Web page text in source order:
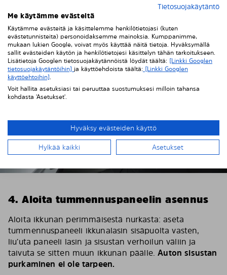
4. Aloita tummennuspaneelin asennus
Aloita ikkunan perimmäisestä nurkasta: aseta
tummennuspaneeli ikkunalasin sisäpuolta vasten,
liu’uta paneeli lasin ja sisustan verhoilun väliin ja
taivuta se sitten muun ikkunan päälle.Auton sisustan
purkaminen ei ole tarpeen.
Tietosuojakäytäntö
Me käytämme evästeitä
Käytämme evästeitä ja käsittelemme henkilötietojasi (kuten
evästetunnisteita) personoidaksemme mainoksia. Kumppanimme,
mukaan lukien Google, voivat myös käyttää näitä tietoja. Hyväksymällä
sallit evästeiden käytön ja henkilötietojesi käsittelyn tähän tarkoitukseen.
Lisätietoja Googlen tietosuojakäytännöistä löydät täältä: [Linkki Googlen
tietosuojakäytäntöihin] ja käyttöehdoista täältä: [Linkki Googlen
käyttöehtoihin].
Voit hallita asetuksiasi tai peruuttaa suostumuksesi milloin tahansa
kohdasta 'Asetukset'.
Hyväksy evästeiden käyttö
Hylkää kaikki Asetukset